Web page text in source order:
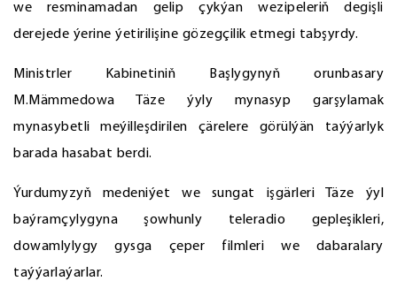
we resminamadan gelip çykýan wezipeleriň degişli
derejede ýerine ýetirilişine gözegçilik etmegi tabşyrdy.
Ministrler Kabinetiniň Başlygynyň orunbasary
M.Mämmedowa Täze ýyly mynasyp garşylamak
mynasybetli meýilleşdirilen çärelere görülýän taýýarlyk
barada hasabat berdi.
Ýurdumyzyň medeniýet we sungat işgärleri Täze ýyl
baýramçylygyna şowhunly teleradio gepleşikleri,
dowamlylygy gysga çeper filmleri we dabaralary
taýýarlaýarlar.